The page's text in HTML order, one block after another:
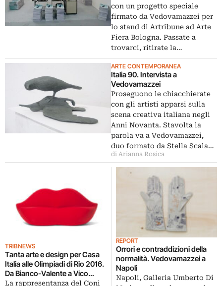
con un progetto speciale
firmato da Vedovamazzei per
lo stand di Artribune ad Arte
Fiera Bologna. Passate a
trovarci, ritirate la…
ARTE CONTEMPORANEA
Italia 90. Intervista a
Vedovamazzei
Proseguono le chiacchierate
con gli artisti apparsi sulla
scena creativa italiana negli
Anni Novanta. Stavolta la
parola va a Vedovamazzei,
duo formato da Stella Scala…
di Arianna Rosica
TRIBNEWS
Tanta arte e design per Casa
Italia alle Olimpiadi di Rio 2016.
Da Bianco-Valente a Vico
Magistretti, ecco chi ci sarà
La rappresentanza del Coni
REPORT
Orrori e contraddizioni della
normalità. Vedovamazzei a
Napoli
Napoli, Galleria Umberto Di